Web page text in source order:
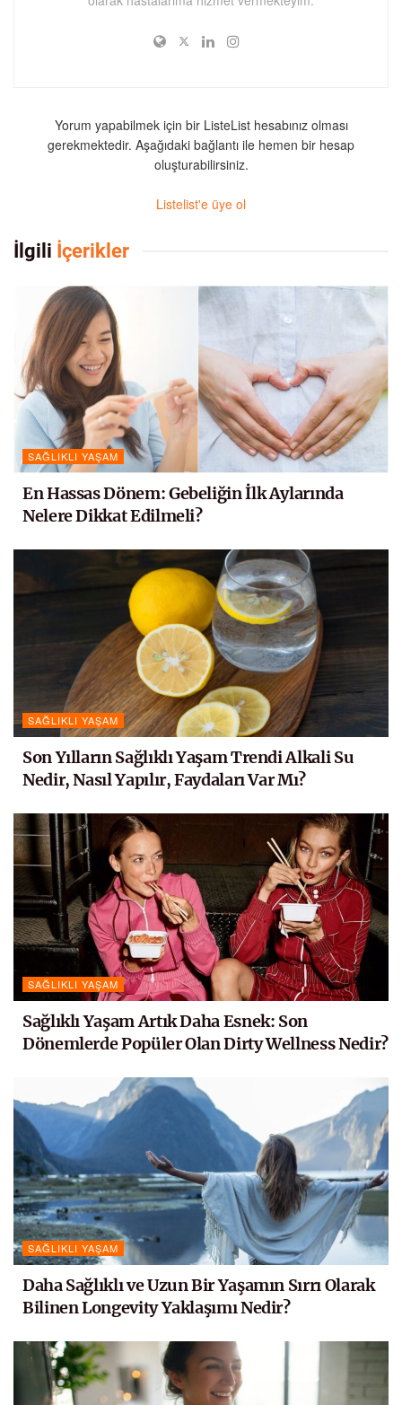
Yorum yapabilmek için bir ListeList hesabınız olması
gerekmektedir. Aşağıdaki bağlantı ile hemen bir hesap
oluşturabilirsiniz.
Listelist'e üye ol
İlgili İçerikler
SAĞLIKLI YAŞAM
En Hassas Dönem: Gebeliğin İlk Aylarında
Nelere Dikkat Edilmeli?
SAĞLIKLI YAŞAM
Son Yılların Sağlıklı Yaşam Trendi Alkali Su
Nedir, Nasıl Yapılır, Faydaları Var Mı?
SAĞLIKLI YAŞAM
Sağlıklı Yaşam Artık Daha Esnek: Son
Dönemlerde Popüler Olan Dirty Wellness Nedir?
SAĞLIKLI YAŞAM
Daha Sağlıklı ve Uzun Bir Yaşamın Sırrı Olarak
Bilinen Longevity Yaklaşımı Nedir?